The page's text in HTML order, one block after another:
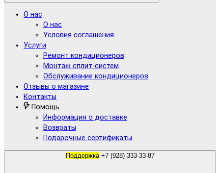
О нас
О нас
Условия соглашения
Услуги
Ремонт кондиционеров
Монтаж сплит-систем
Обслуживание кондиционеров
Отзывы о магазине
Контакты
Помощь
Информация о доставке
Возвраты
Подарочные сертификаты
Поддержка +7 (928) 333-33-87